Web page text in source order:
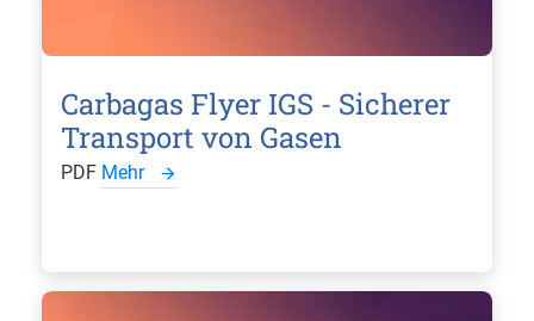
Carbagas Flyer IGS - Sicherer
Transport von Gasen
PDF Mehr